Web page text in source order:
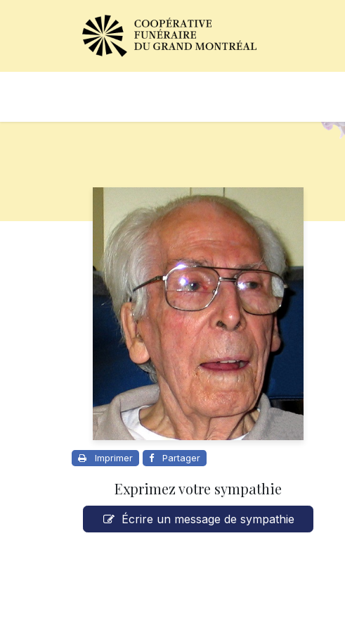
Imprimer Partager
Exprimez votre sympathie
Écrire un message de sympathie